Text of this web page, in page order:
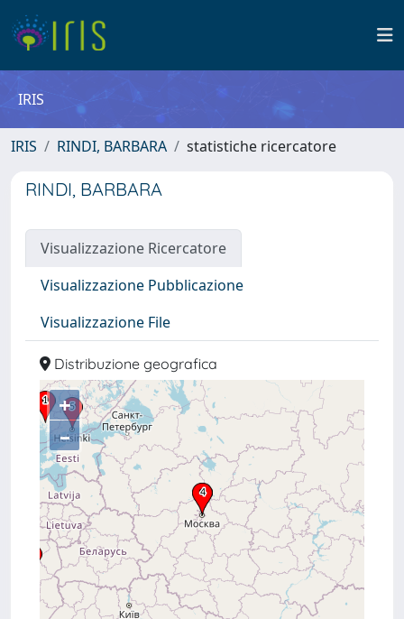
IRIS
IRIS RINDI, BARBARA statistiche ricercatore
RINDI, BARBARA
Visualizzazione Ricercatore
Visualizzazione Pubblicazione
Visualizzazione File
Distribuzione geografica
+
–